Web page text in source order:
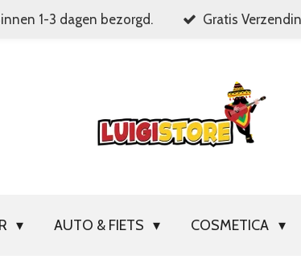
1-3 dagen bezorgd. Gratis
AUTO & FIETS COSMETICA